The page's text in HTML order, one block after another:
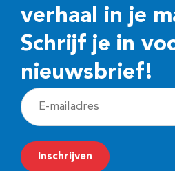
verhaal in je
Schrijf je in
nieuwsbrief!
E
-
m
a
Inschrijven